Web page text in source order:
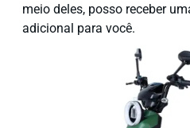
meio deles, posso receber
adicional para você.